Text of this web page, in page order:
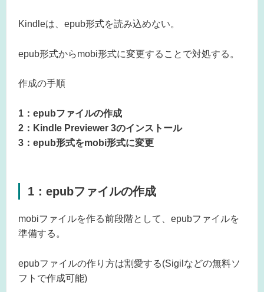
Kindleは、epub形式を読み込めない。
epub形式からmobi形式に変更することで対処する。
作成の手順
1：epubファイルの作成
2：Kindle Previewer 3のインストール
3：epub形式をmobi形式に変更
1：epubファイルの作成
mobiファイルを作る前段階として、epubファイルを
準備する。
epubファイルの作り方は割愛する(Sigilなどの無料ソ
フトで作成可能)